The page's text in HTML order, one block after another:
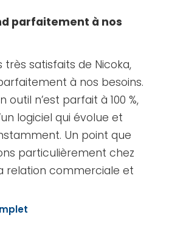
parfaitement à nos
très satisfaits de Nicoka,
à nos besoins.
outil n’est parfait à 100 %,
logiciel qui évolue et
Un point que
particulièrement chez
relation commerciale et